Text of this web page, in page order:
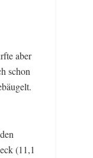
aber
schon
(11,1